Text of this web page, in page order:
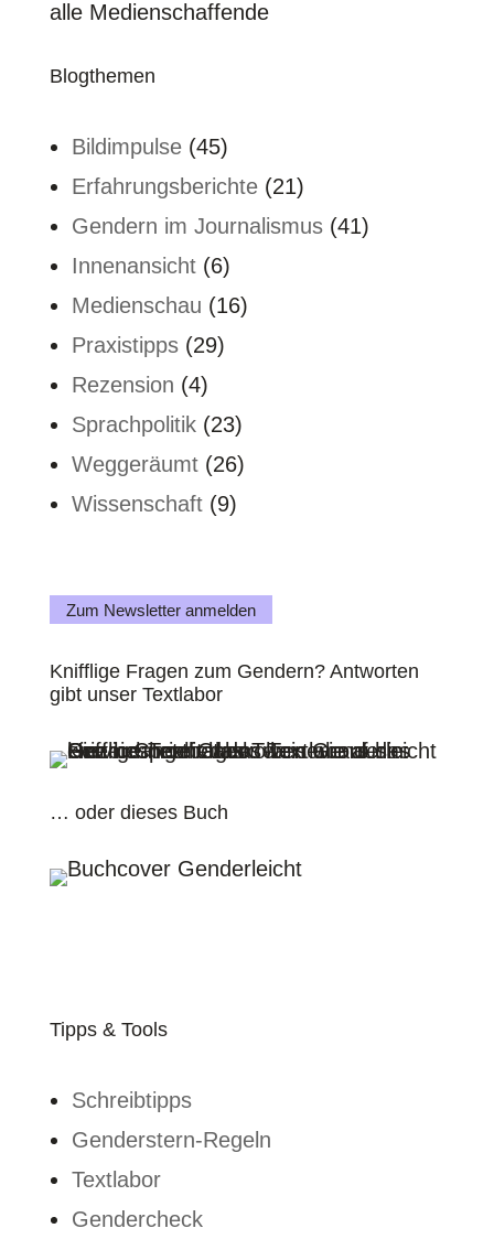
alle Medienschaffende
Blogthemen
Bildimpulse(45)
Erfahrungsberichte(21)
Gendern im Journalismus(41)
Innenansicht(6)
Medienschau (16)
Praxistipps(29)
Rezension (4)
Sprachpolitik(23)
Weggeräumt(26)
Wissenschaft(9)
Zum Newsletter anmelden
Knifflige Fragen zum Gendern? Antworten
gibt unser Textlabor
… oder dieses Buch
Tipps & Tools
Schreibtipps
Genderstern-Regeln
Textlabor
Gendercheck